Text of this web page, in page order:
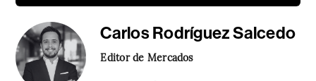
Carlos Rodríguez Salcedo
Editor de Mercados